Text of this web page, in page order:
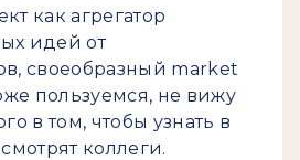
как агрегатор
идей от
своеобразный market
пользуемся, не вижу
в том, чтобы узнать в
коллеги.